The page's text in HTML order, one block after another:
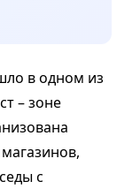
в одном из
– зоне
с